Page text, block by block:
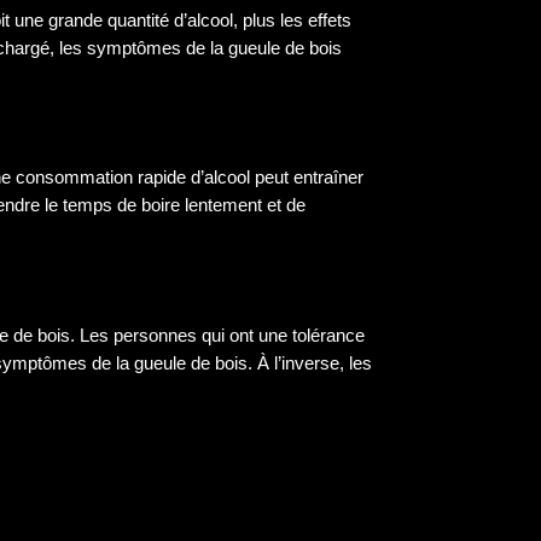
une grande quantité d’alcool, plus les effets
les symptômes de la gueule de bois
consommation rapide d’alcool peut entraîner
le temps de boire lentement et de
de bois. Les personnes qui ont une tolérance
de la gueule de bois. À l’inverse, les